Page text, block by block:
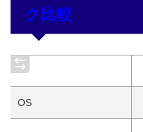
ク比較
OS